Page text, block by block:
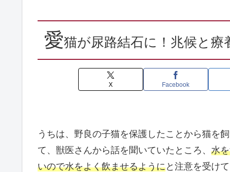
愛猫が尿路結石に！兆候と療
X Facebook
うちは、野良の子猫を保護したことから猫を
て、獣医さんから話を聞いていたところ、 水
いので水をよく飲ませるようにと注意を受け